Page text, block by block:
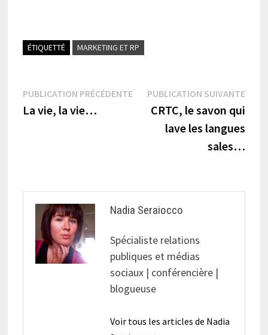
ÉTIQUETTÉ MARKETING ET RP
Navigation
de
PUBLICATION PRÉCÉDENTEPublication
précédente :
La vie, la vie…
PUBLICATION SUIVANTE
CRTC, le savon qui
lave les langues
sales…
Nadia Seraiocco
Spécialiste relations
publiques et médias
sociaux | conférencière |
blogueuse
Voir tous les articles de Nadia